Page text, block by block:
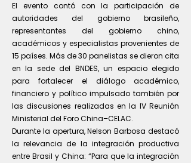
El evento contó con la participación de
autoridades del gobierno brasileño,
representantes del gobierno chino,
académicos y especialistas provenientes de
15 países. Más de 30 panelistas se dieron cita
en la sede del BNDES, un espacio elegido
para fortalecer el diálogo académico,
financiero y político impulsado también por
las discusiones realizadas en la IV Reunión
Ministerial del Foro China–CELAC.
Durante la apertura, Nelson Barbosa destacó
la relevancia de la integración productiva
entre Brasil y China: “Para que la integración